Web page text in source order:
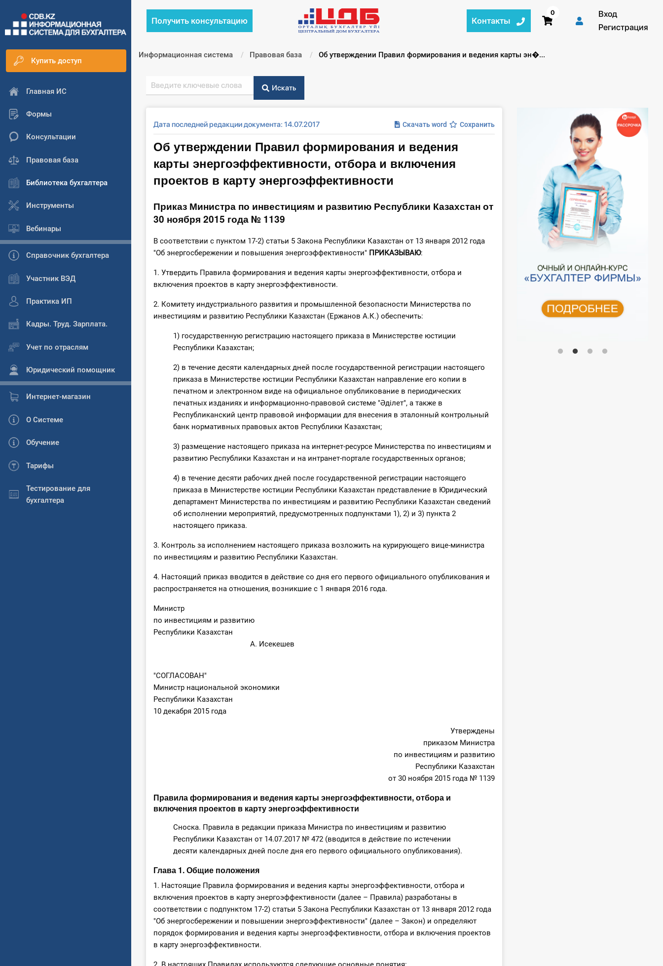
Купить доступ
Главная ИС
Формы
Консультации
Правовая база
Библиотека бухгалтера
Инструменты
Вебинары
Справочник бухгалтера
Участник ВЭД
Практика ИП
Кадры. Труд. Зарплата.
Учет по отраслям
Юридический помощник
Интернет-магазин
О Системе
Обучение
Тарифы
Тестирование для
бухгалтера
Получить консультацию Контакты
0
Вход
Регистрация
Информационная система Правовая база Текущий:
Об утверждении Правил формирования и ведения карты эн�...
Искать
Дата последней редакции документа: 14.07.2017 Скачать word Сохранить
Об утверждении Правил формирования и ведения
карты энергоэффективности, отбора и включения
проектов в карту энергоэффективности
Приказ Министра по инвестициям и развитию Республики Казахстан от
30 ноября 2015 года № 1139
В соответствии с пунктом 17-2) статьи 5 Закона Республики Казахстан от 13 января 2012 года
"Об энергосбережении и повышения энергоэффективности" ПРИКАЗЫВАЮ:
1. Утвердить Правила формирования и ведения карты энергоэффективности, отбора и
включения проектов в карту энергоэффективности.
2. Комитету индустриального развития и промышленной безопасности Министерства по
инвестициям и развитию Республики Казахстан (Ержанов А.К.) обеспечить:
1) государственную регистрацию настоящего приказа в Министерстве юстиции
Республики Казахстан;
2) в течение десяти календарных дней после государственной регистрации настоящего
приказа в Министерстве юстиции Республики Казахстан направление его копии в
печатном и электронном виде на официальное опубликование в периодических
печатных изданиях и информационно-правовой системе "Әділет", а также в
Республиканский центр правовой информации для внесения в эталонный контрольный
банк нормативных правовых актов Республики Казахстан;
3) размещение настоящего приказа на интернет-ресурсе Министерства по инвестициям и
развитию Республики Казахстан и на интранет-портале государственных органов;
4) в течение десяти рабочих дней после государственной регистрации настоящего
приказа в Министерстве юстиции Республики Казахстан представление в Юридический
департамент Министерства по инвестициям и развитию Республики Казахстан сведений
об исполнении мероприятий, предусмотренных подпунктами 1), 2) и 3) пункта 2
настоящего приказа.
3. Контроль за исполнением настоящего приказа возложить на курирующего вице-министра
по инвестициям и развитию Республики Казахстан.
4. Настоящий приказ вводится в действие со дня его первого официального опубликования и
распространяется на отношения, возникшие с 1 января 2016 года.
Министр
по инвестициям и развитию
Республики Казахстан
А. Исекешев
"СОГЛАСОВАН"
Министр национальной экономики
Республики Казахстан
10 декабря 2015 года
Утверждены
приказом Министра
по инвестициям и развитию
Республики Казахстан
от 30 ноября 2015 года № 1139
Правила формирования и ведения карты энергоэффективности, отбора и
включения проектов в карту энергоэффективности
Сноска. Правила в редакции приказа Министра по инвестициям и развитию
Республики Казахстан от 14.07.2017 № 472 (вводится в действие по истечении
десяти календарных дней после дня его первого официального опубликования).
Глава 1. Общие положения
1. Настоящие Правила формирования и ведения карты энергоэффективности, отбора и
включения проектов в карту энергоэффективности (далее – Правила) разработаны в
соответствии с подпунктом 17-2) статьи 5 Закона Республики Казахстан от 13 января 2012 года
"Об энергосбережении и повышении энергоэффективности" (далее – Закон) и определяют
порядок формирования и ведения карты энергоэффективности, отбора и включения проектов
в карту энергоэффективности.